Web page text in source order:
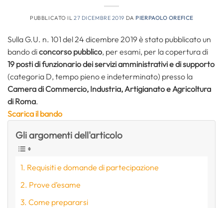
PUBBLICATO IL27 DICEMBRE 2019 DA PIERPAOLO OREFICE
Sulla G.U. n. 101 del 24 dicembre 2019 è stato pubblicato un
bando diconcorso pubblico, per esami, per la copertura di
19 posti di funzionario dei servizi amministrativi e di supporto
(categoria D, tempo pieno e indeterminato) presso la
Camera di Commercio, Industria, Artigianato e Agricoltura
di Roma.
Scarica il bando
Gli argomenti dell'articolo
Requisiti e domande di partecipazione
Prove d’esame
Come prepararsi